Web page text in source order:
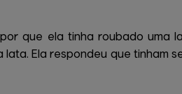
que ela tinha roubado uma
Ela respondeu que tinham